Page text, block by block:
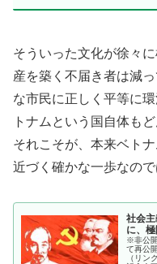
そういった文化が徐々
産を築く不届き者は減
な市民に正しく平等に
トナムという国自体も
それこそが、本来ベト
近づく確かな一歩なので
社会
に、
※非公
て再公
（リン